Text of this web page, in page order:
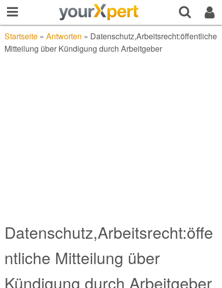
Startseite» Antworten » Datenschutz,Arbeitsrecht:öffentliche
Mitteilung über Kündigung durch Arbeitgeber
Datenschutz,Arbeitsrecht:öffe
ntliche Mitteilung über
Kündigung durch Arbeitgeber